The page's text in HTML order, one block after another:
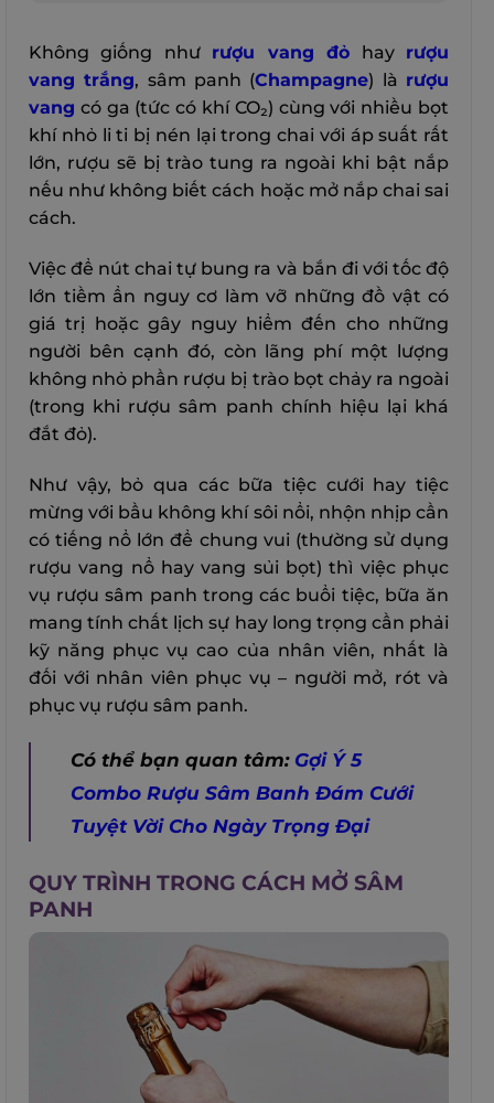
Không giống như rượu vang đỏ hay rượu
vang trắng, sâm panh (Champagne) là rượu
vang có ga (tức có khí CO₂) cùng với nhiều bọt
khí nhỏ li ti bị nén lại trong chai với áp suất rất
lớn, rượu sẽ bị trào tung ra ngoài khi bật nắp
nếu như không biết cách hoặc mở nắp chai sai
cách.
Việc để nút chai tự bung ra và bắn đi với tốc độ
lớn tiềm ẩn nguy cơ làm vỡ những đồ vật có
giá trị hoặc gây nguy hiểm đến cho những
người bên cạnh đó, còn lãng phí một lượng
không nhỏ phần rượu bị trào bọt chảy ra ngoài
(trong khi rượu sâm panh chính hiệu lại khá
đắt đỏ).
Như vậy, bỏ qua các bữa tiệc cưới hay tiệc
mừng với bầu không khí sôi nổi, nhộn nhịp cần
có tiếng nổ lớn để chung vui (thường sử dụng
rượu vang nổ hay vang sủi bọt) thì việc phục
vụ rượu sâm panh trong các buổi tiệc, bữa ăn
mang tính chất lịch sự hay long trọng cần phải
kỹ năng phục vụ cao của nhân viên, nhất là
đối với nhân viên phục vụ – người mở, rót và
phục vụ rượu sâm panh.
Có thể bạn quan tâm: Gợi Ý 5
Combo Rượu Sâm Banh Đám Cưới
Tuyệt Vời Cho Ngày Trọng Đại
QUY TRÌNH TRONG CÁCH MỞ SÂM
PANH